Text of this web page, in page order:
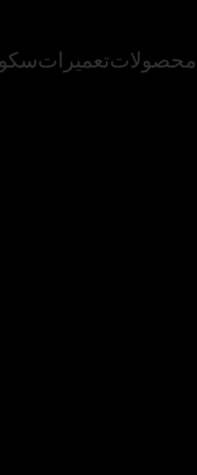
محصولاتتعمیرات